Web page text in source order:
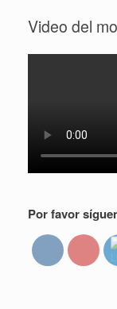
Video del
Por favor